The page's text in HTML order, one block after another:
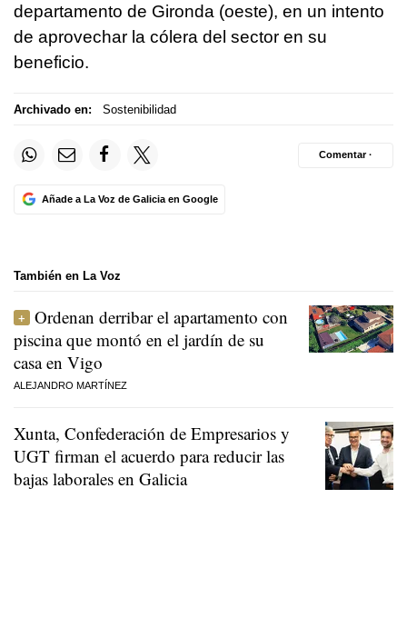
departamento de Gironda (oeste), en un intento
de aprovechar la cólera del sector en su
beneficio.
Archivado en: Sostenibilidad
Añade a La Voz de Galicia en Google
Comentar ·
También en La Voz
Ordenan derribar el apartamento con
piscina que montó en el jardín de su
casa en Vigo
ALEJANDRO MARTÍNEZ
Xunta, Confederación de Empresarios y
UGT firman el acuerdo para reducir las
bajas laborales en Galicia